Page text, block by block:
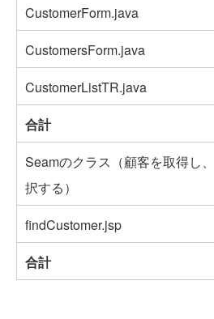
CustomerForm.java
CustomersForm.java
CustomerListTR.java
合計
Seamのクラス（顧客を取得し
択する）
findCustomer.jsp
合計